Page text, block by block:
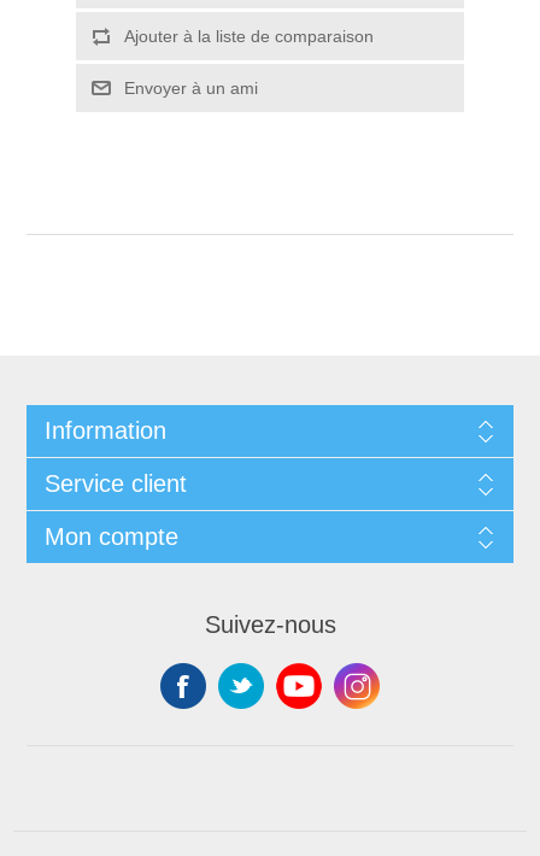
Ajouter à la liste de comparaison
Envoyer à un ami
Information
Service client
Mon compte
Suivez-nous